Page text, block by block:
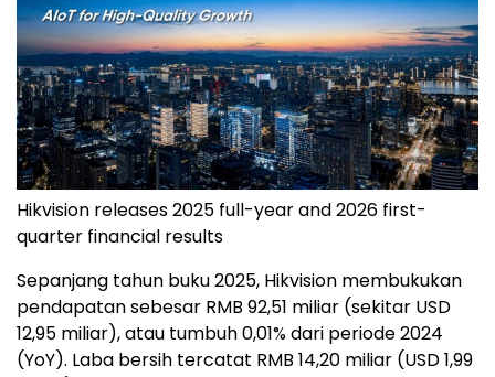
Hikvision releases 2025 full-year and 2026 first-
quarter financial results
Sepanjang tahun buku 2025, Hikvision membukukan
pendapatan sebesar RMB 92,51 miliar (sekitar USD
12,95 miliar), atau tumbuh 0,01% dari periode 2024
(YoY). Laba bersih tercatat RMB 14,20 miliar (USD 1,99